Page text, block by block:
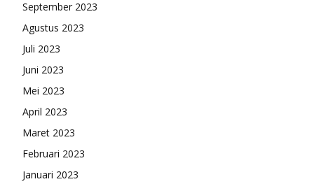
September 2023
Agustus 2023
Juli 2023
Juni 2023
Mei 2023
April 2023
Maret 2023
Februari 2023
Januari 2023